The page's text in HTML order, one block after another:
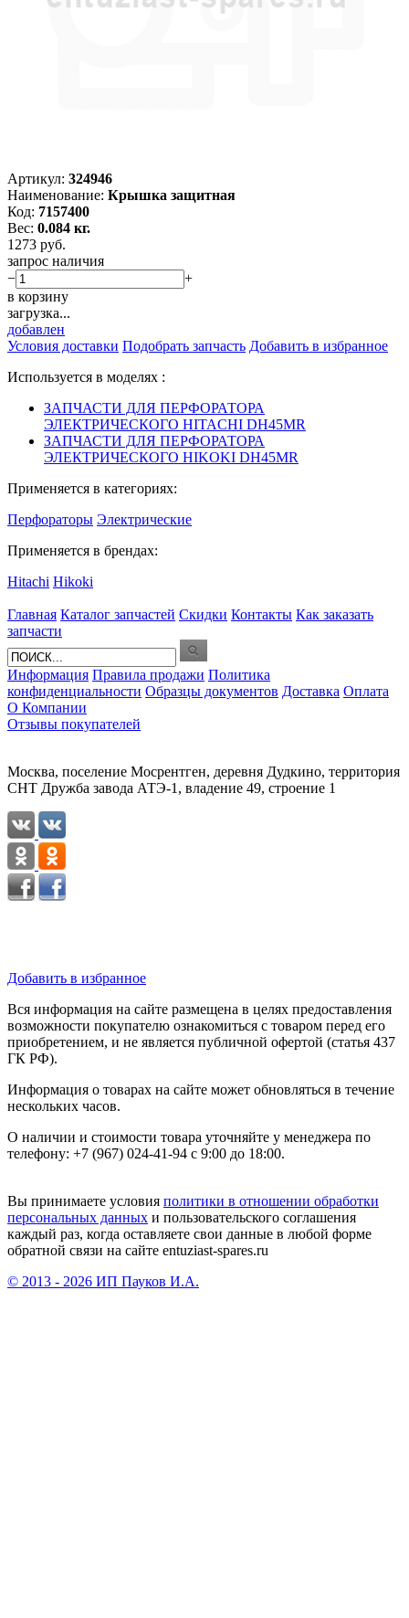
Артикул: 324946
Наименование: Крышка защитная
Код: 7157400
Вес: 0.084 кг.
1273 руб.
запрос наличия
−
+
в корзину
загрузка...
добавлен
Условия доставки Подобрать запчасть Добавить в избранное
Используется в моделях :
ЗАПЧАСТИ ДЛЯ ПЕРФОРАТОРА
ЭЛЕКТРИЧЕСКОГО HITACHI DH45MR
ЗАПЧАСТИ ДЛЯ ПЕРФОРАТОРА
ЭЛЕКТРИЧЕСКОГО HIKOKI DH45MR
Применяется в категориях:
Перфораторы Электрические
Применяется в брендах:
Hitachi Hikoki
Главная Каталог запчастей Скидки Контакты Как заказать
запчасти
Информация Правила продажи Политика
конфиденциальности Образцы документов Доставка Оплата
О Компании
Отзывы покупателей
Москва, поселение Мосрентген, деревня Дудкино, территория
СНТ Дружба завода АТЭ-1, владение 49, строение 1
Добавить в избранное
Вся информация на сайте размещена в целях предоставления
возможности покупателю ознакомиться с товаром перед его
приобретением, и не является публичной офертой (статья 437
ГК РФ).
Информация о товарах на сайте может обновляться в течение
нескольких часов.
О наличии и стоимости товара уточняйте у менеджера по
телефону: +7 (967) 024-41-94 с 9:00 до 18:00.
Вы принимаете условия политики в отношении обработки
персональных данных и пользовательского соглашения
каждый раз, когда оставляете свои данные в любой форме
обратной связи на сайте entuziast-spares.ru
© 2013 - 2026 ИП Пауков И.А.